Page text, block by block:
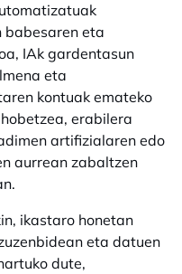
babesaren eta
IAk gardentasun
eta
kontuak emateko
erabilera
artifizialaren edo
aurrean zabaltzen
ikastaro honetan
eta datuen
dute,